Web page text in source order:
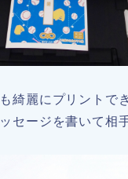
綺麗にプリントで
セージを書いて相